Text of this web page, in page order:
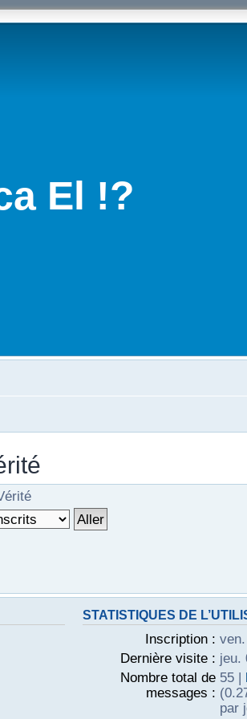
El !?
STATISTIQUES DE
Inscription :
Dernière visite : jeu.
Nombre total de
messages :
55 |
par